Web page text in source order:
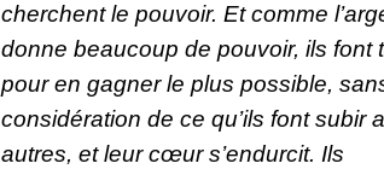
cherchent le pouvoir. Et comme
donne beaucoup de pouvoir, ils font
pour en gagner le plus possible,
considération de ce qu’ils font subir
autres, et leur cœur s’endurcit. Ils